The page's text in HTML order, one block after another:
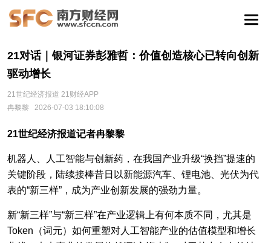
21对话｜银河证券彭雅哲：价值创造核心已转向创新
驱动增长
21世纪经济报道 21财经APP
冉黎黎
2026-07-03 18:10:08
21世纪经济报道记者冉黎黎
机器人、人工智能与创新药，在我国产业升级“换挡”提速的
关键阶段，陆续接棒昔日以新能源汽车、锂电池、光伏为代
表的“新三样”，成为产业创新发展的强劲力量。
新“新三样”与“新三样”在产业逻辑上有何本质不同，尤其是
Token（词元）如何重塑对人工智能产业的估值模型和增长